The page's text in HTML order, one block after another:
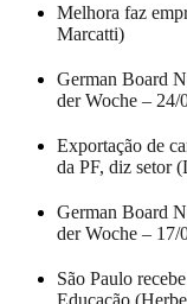
Melhora faz
Marcatti)
German Board
der Woche – 24/
Exportação de
da PF, diz setor
German Board
der Woche – 17/
São Paulo
Educação